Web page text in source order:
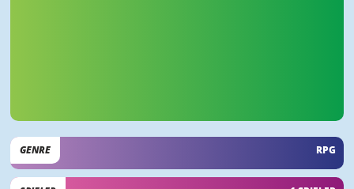
GENRE RPG